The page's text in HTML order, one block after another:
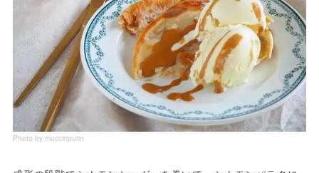
Photo by muccinpurin